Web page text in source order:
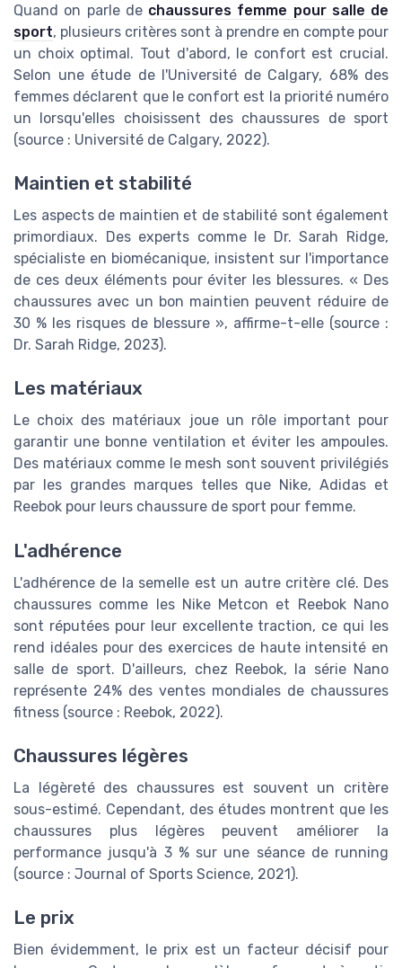
Quand on parle de chaussures femme pour salle de
sport, plusieurs critères sont à prendre en compte pour
un choix optimal. Tout d'abord, le confort est crucial.
Selon une étude de l'Université de Calgary, 68% des
femmes déclarent que le confort est la priorité numéro
un lorsqu'elles choisissent des chaussures de sport
(source : Université de Calgary, 2022).
Maintien et stabilité
Les aspects de maintien et de stabilité sont également
primordiaux. Des experts comme le Dr. Sarah Ridge,
spécialiste en biomécanique, insistent sur l'importance
de ces deux éléments pour éviter les blessures. « Des
chaussures avec un bon maintien peuvent réduire de
30 % les risques de blessure », affirme-t-elle (source :
Dr. Sarah Ridge, 2023).
Les matériaux
Le choix des matériaux joue un rôle important pour
garantir une bonne ventilation et éviter les ampoules.
Des matériaux comme le mesh sont souvent privilégiés
par les grandes marques telles que Nike, Adidas et
Reebok pour leurs chaussure de sport pour femme.
L'adhérence
L'adhérence de la semelle est un autre critère clé. Des
chaussures comme les Nike Metcon et Reebok Nano
sont réputées pour leur excellente traction, ce qui les
rend idéales pour des exercices de haute intensité en
salle de sport. D'ailleurs, chez Reebok, la série Nano
représente 24% des ventes mondiales de chaussures
fitness (source : Reebok, 2022).
Chaussures légères
La légèreté des chaussures est souvent un critère
sous-estimé. Cependant, des études montrent que les
chaussures plus légères peuvent améliorer la
performance jusqu'à 3 % sur une séance de running
(source : Journal of Sports Science, 2021).
Le prix
Bien évidemment, le prix est un facteur décisif pour